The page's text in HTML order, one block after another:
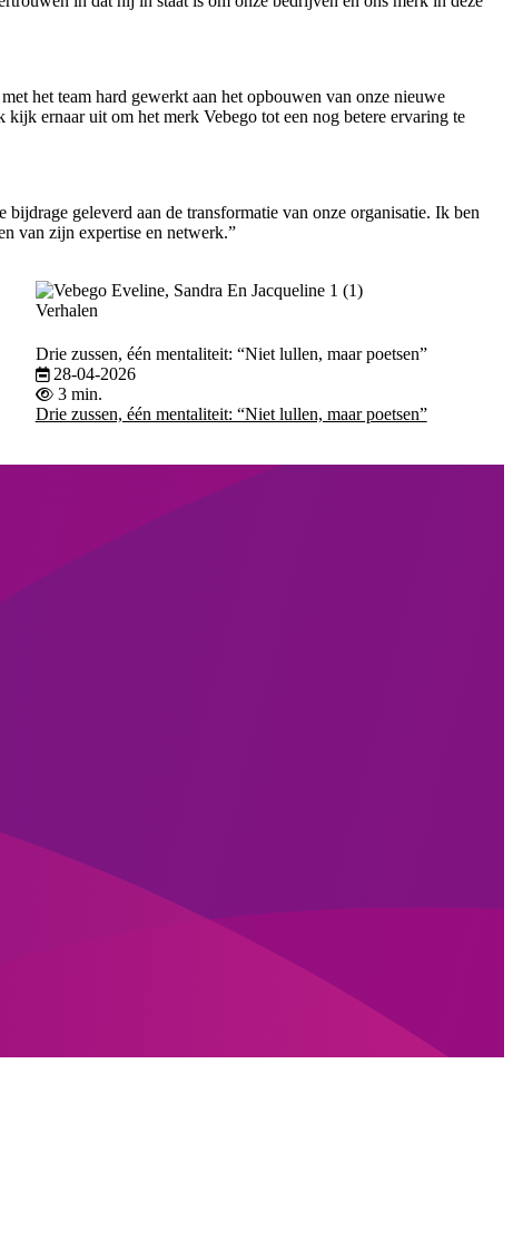
het team hard gewerkt aan het opbouwen van onze nieuwe
ernaar uit om het merk Vebego tot een nog betere ervaring te
geleverd aan de transformatie van onze organisatie. Ik ben
van zijn expertise en netwerk.”
Verhalen
Drie zussen, één mentaliteit: “Niet lullen, maar poetsen”
28-04-2026
3 min.
Drie zussen, één mentaliteit: “Niet lullen, maar poetsen”